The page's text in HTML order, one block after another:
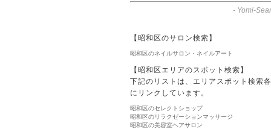
- Yomi-
【昭和区のサロン検索】
昭和区のネイルサロン・ネイルアート
【昭和区エリアのスポット検索】
下記のリストは、エリアスポット検索
にリンクしています。
昭和区のセレクトショップ
昭和区のリラクゼーションマッサージ
昭和区の美容室ヘアサロン